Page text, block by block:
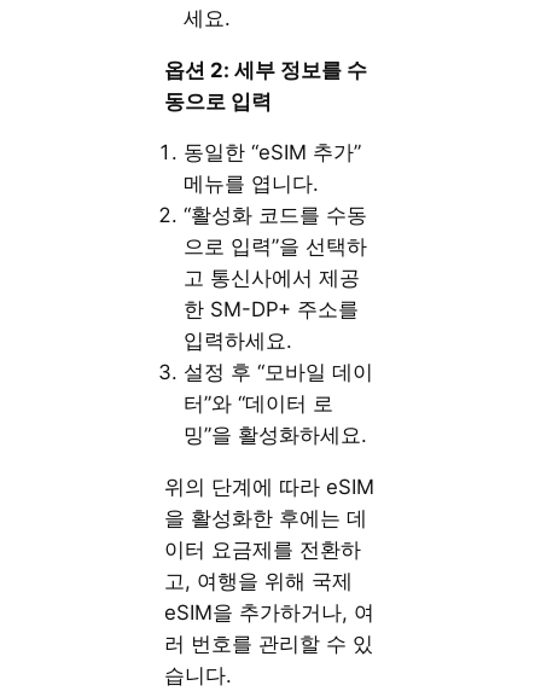
세요.
옵션 2: 세부 정보를 수
동으로 입력
동일한 “eSIM 추가”
메뉴를 엽니다.
“활성화 코드를 수동
으로 입력”을 선택하
고 통신사에서 제공
한 SM-DP+ 주소를
입력하세요.
설정 후 “모바일 데이
터”와 “데이터 로
밍”을 활성화하세요.
위의 단계에 따라 eSIM
을 활성화한 후에는 데
이터 요금제를 전환하
고, 여행을 위해 국제
eSIM을 추가하거나, 여
러 번호를 관리할 수 있
습니다.